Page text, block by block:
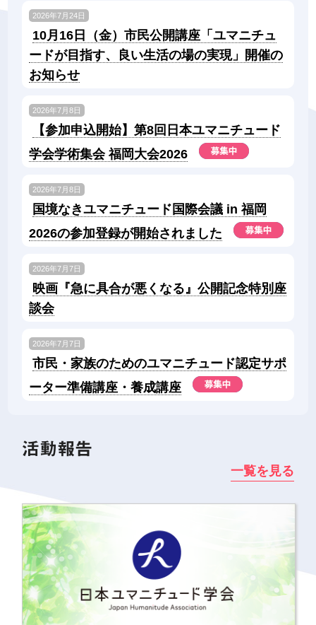
2026年7月24日
10月16日（金）市民公開講座「ユマニチュ
ードが目指す、良い生活の場の実現」開催の
お知らせ
2026年7月8日
【参加申込開始】第8回日本ユマニチュード
学会学術集会 福岡大会2026
2026年7月8日
国境なきユマニチュード国際会議 in 福岡
2026の参加登録が開始されました
2026年7月7日
映画『急に具合が悪くなる』公開記念特別座
談会
2026年7月7日
市民・家族のためのユマニチュード認定サポ
ーター準備講座・養成講座
活動報告
一覧を見る